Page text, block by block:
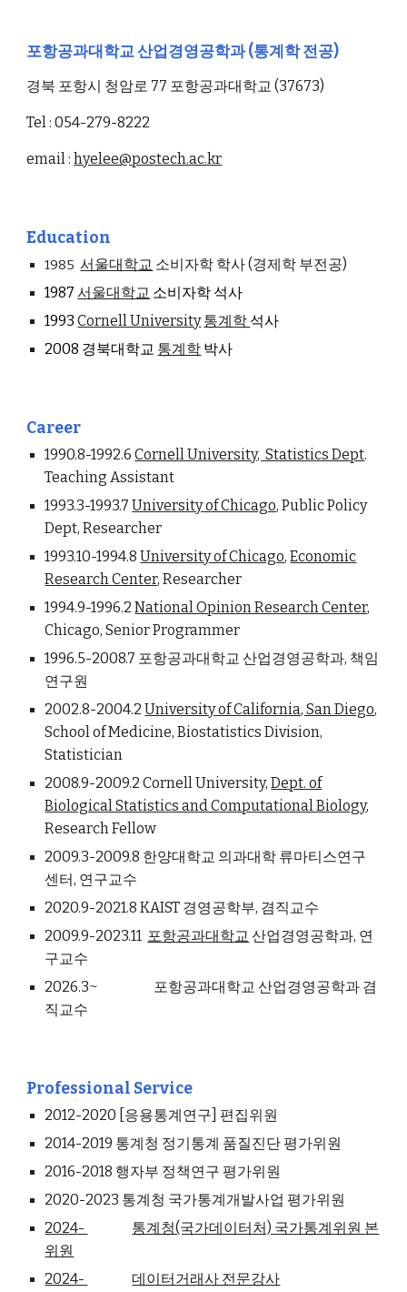
포항공과대학교산업경영공학과(통계학 전공)
경북 포항시 청암로 77 포항공과대학교 (37673)
Tel : 054-279-8222
email :hyelee@postech.ac.kr
Education
1985 서울대학교 소비자학 학사 (경제학 부전공)
1987서울대학교 소비자학 석사
1993Cornell University통계학 석사
2008 경북대학교 통계학 박사
Career
1990.8-1992.6Cornell University, Statistics Dept.
Teaching Assistant
1993.3-1993.7University of Chicago, Public Policy
Dept, Researcher
1993.10-1994.8University of Chicago,Economic
Research Center, Researcher
1994.9-1996.2National Opinion Research Center,
Chicago, Senior Programmer
1996.5-2008.7 포항공과대학교 산업경영공학과, 책임
연구원
2002.8-2004.2University of California, San Diego,
School of Medicine, Biostatistics Division,
Statistician
2008.9-2009.2 Cornell University,Dept. of
Biological Statistics and Computational Biology,
Research Fellow
2009.3-2009.8 한양대학교 의과대학 류마티스연구
센터, 연구교수
2020.9-2021.8 KAIST 경영공학부, 겸직교수
2009.9-2023.11 포항공과대학교 산업경영공학과, 연
구교수
2026.3~
포항공과대학교 산업경영공학과 겸
직교수
Professional Service
2012-2020 [응용통계연구] 편집위원
2014-2019 통계청 정기통계 품질진단 평가위원
2016-2018 행자부 정책연구 평가위원
2020-2023 통계청 국가통계개발사업 평가위원
2024-
통계청(국가데이터처) 국가통계위원 본
위원
2024-
데이터거래사 전문강사